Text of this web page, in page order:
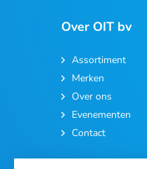
Over OIT bv
Assortiment
Merken
Over ons
Evenementen
Contact